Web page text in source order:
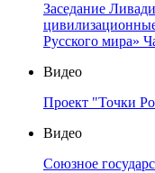
Заседание
Русского мира»
Видео
Проект "Точки
Видео
Союзное